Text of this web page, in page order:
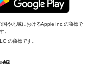
や地域におけるApple Inc.の商標で
。
の商標です。